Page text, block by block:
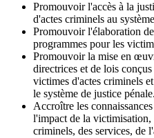
Promouvoir l'accès à la
d'actes criminels au
Promouvoir l'élaboration
programmes pour les
Promouvoir la mise en
directrices et de lois
victimes d'actes criminels
le système de justice pénale.
Accroître les
l'impact de la victimisation,
criminels, des services, de